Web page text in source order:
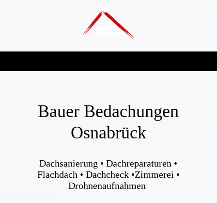
Bauer Bedachungen
Osnabrück
Dachsanierung • Dachreparaturen •
Flachdach • Dachcheck •Zimmerei •
Drohnenaufnahmen